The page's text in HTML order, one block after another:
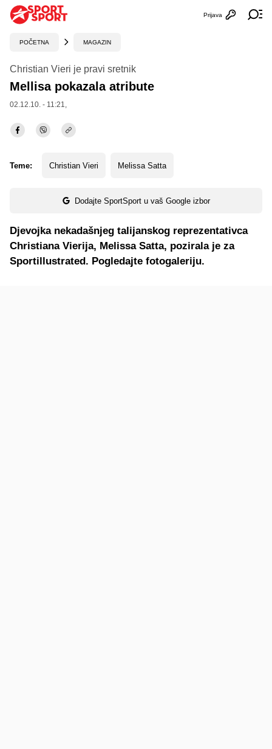
Otvori
Prijava
POČETNA MAGAZIN
Christian Vieri je pravi sretnik
Mellisa pokazala atribute
02.12.10. - 11:21,
Teme: Christian Vieri Melissa Satta
Dodajte SportSport u vaš Google izbor
Djevojka nekadašnjeg talijanskog reprezentativca
Christiana Vierija, Melissa Satta, pozirala je za
Sportillustrated. Pogledajte fotogaleriju.